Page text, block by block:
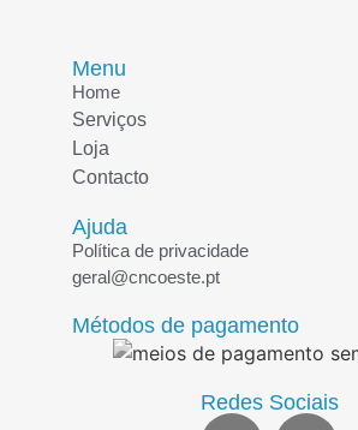
Menu
Home
Serviços
Loja
Contacto
Ajuda
Política de privacidade
geral@cncoeste.pt
Métodos de pagamento
Redes Sociais